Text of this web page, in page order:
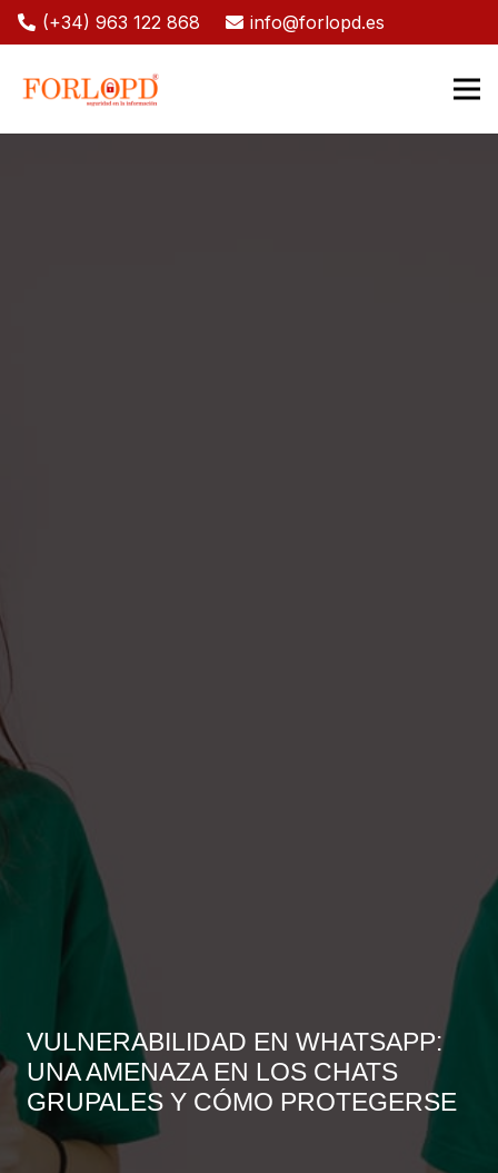
(+34) 963 122 868 info@forlopd.es
VULNERABILIDAD EN WHATSAPP:
UNA AMENAZA EN LOS CHATS
GRUPALES Y CÓMO PROTEGERSE